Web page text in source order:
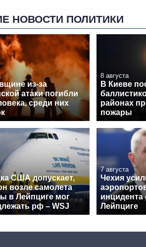
НОВОСТИ ПОЛИТИКИ
из-за
атаки погибли
среди них
8 августа
В Киеве
районах
пожары
США допускает,
возле самолета
в Лейпциге мог
рф – WSJ
7 августа
Чехия
Лейпциге